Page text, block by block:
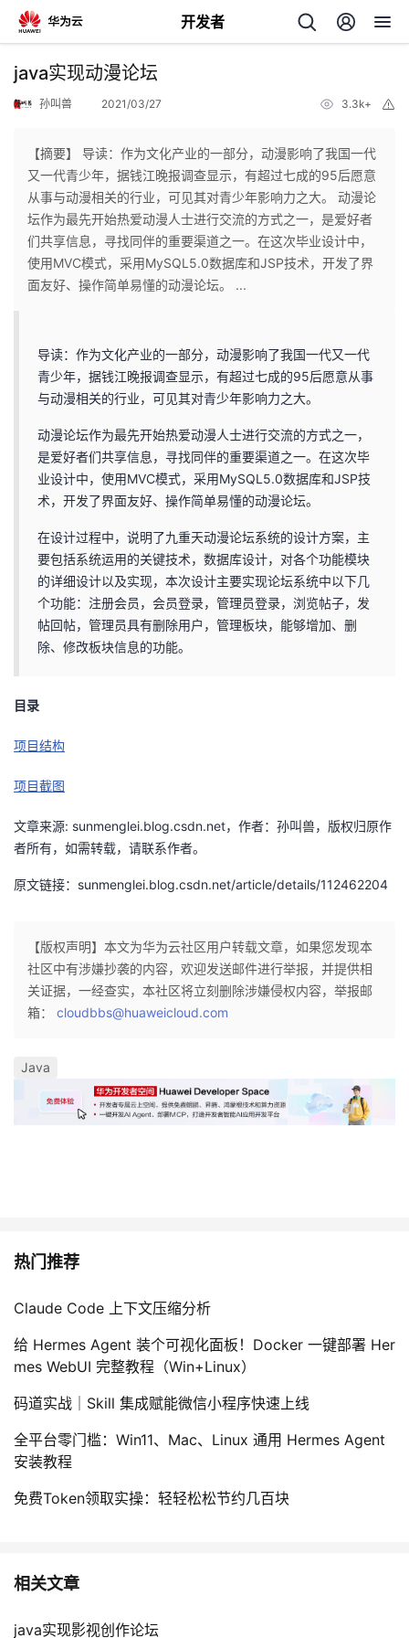
开发者
返
个
人
我
我
的
博
客
我
的
论
我
的
子
我
直
播
的
活
动
我
的
关
注
我
课
程
的
认
证
我
的
实
验
我
的
收
藏
Programs
我
的
术
支
持
我
云
声
建
议
java实现动漫论坛
孙叫兽 2021/03/27 3.3k+
【摘要】 导读：作为文化产业的一部分，动漫影响了我国一代
又一代青少年，据钱江晚报调查显示，有超过七成的95后愿意
从事与动漫相关的行业，可见其对青少年影响力之大。 动漫论
坛作为最先开始热爱动漫人士进行交流的方式之一，是爱好者
们共享信息，寻找同伴的重要渠道之一。在这次毕业设计中，
使用MVC模式，采用MySQL5.0数据库和JSP技术，开发了界
面友好、操作简单易懂的动漫论坛。 ...
导读：作为文化产业的一部分，动漫影响了我国一代又一代
青少年，据钱江晚报调查显示，有超过七成的95后愿意从事
与动漫相关的行业，可见其对青少年影响力之大。
动漫论坛作为最先开始热爱动漫人士进行交流的方式之一，
是爱好者们共享信息，寻找同伴的重要渠道之一。在这次毕
业设计中，使用MVC模式，采用MySQL5.0数据库和JSP技
术，开发了界面友好、操作简单易懂的动漫论坛。
在设计过程中，说明了九重天动漫论坛系统的设计方案，主
要包括系统运用的关键技术，数据库设计，对各个功能模块
的详细设计以及实现，本次设计主要实现论坛系统中以下几
个功能：注册会员，会员登录，管理员登录，浏览帖子，发
帖回帖，管理员具有删除用户，管理板块，能够增加、删
除、修改板块信息的功能。
目录
项目结构
项目截图
文章来源: sunmenglei.blog.csdn.net，作者：孙叫兽，版权归原作
者所有，如需转载，请联系作者。
原文链接：sunmenglei.blog.csdn.net/article/details/112462204
【版权声明】本文为华为云社区用户转载文章，如果您发现本
社区中有涉嫌抄袭的内容，欢迎发送邮件进行举报，并提供相
关证据，一经查实，本社区将立刻删除涉嫌侵权内容，举报邮
箱： cloudbbs@huaweicloud.com
Java
热门推荐
Claude Code 上下文压缩分析
给 Hermes Agent 装个可视化面板！Docker 一键部署 Her
mes WebUI 完整教程（Win+Linux）
码道实战｜Skill 集成赋能微信小程序快速上线
全平台零门槛：Win11、Mac、Linux 通用 Hermes Agent
安装教程
免费Token领取实操：轻轻松松节约几百块
相关文章
java实现影视创作论坛